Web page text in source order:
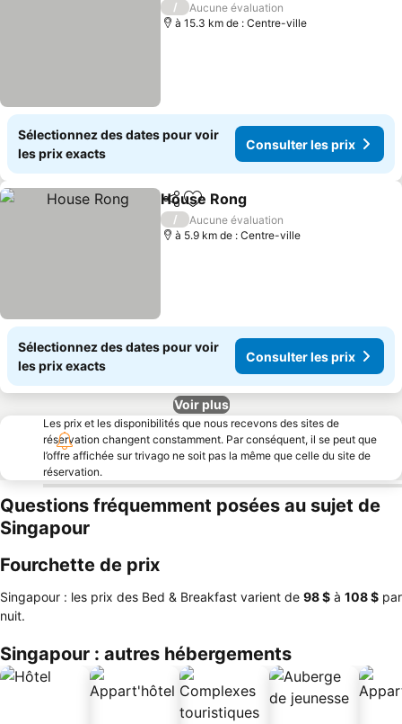
/
Aucune évaluation
à 15.3 km de : Centre-ville
Sélectionnez des dates pour voir
les prix exacts
Consulter les prix
PartagerAjouter à mes favoris
House Rong
/
Aucune évaluation
à 5.9 km de : Centre-ville
Sélectionnez des dates pour voir
les prix exacts
Consulter les prix
Voir plus
Les prix et les disponibilités que nous recevons des sites de
réservation changent constamment. Par conséquent, il se peut que
l’offre affichée sur trivago ne soit pas la même que celle du site de
réservation.
Questions fréquemment posées au sujet de
Singapour
Fourchette de prix
Singapour : les prix des Bed & Breakfast varient de ‎98 $ à ‎108 $ par
nuit.
Singapour : autres hébergements